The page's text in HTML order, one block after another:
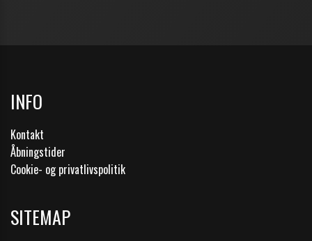
INFO
Kontakt
Åbningstider
Cookie- og privatlivspolitik
SITEMAP